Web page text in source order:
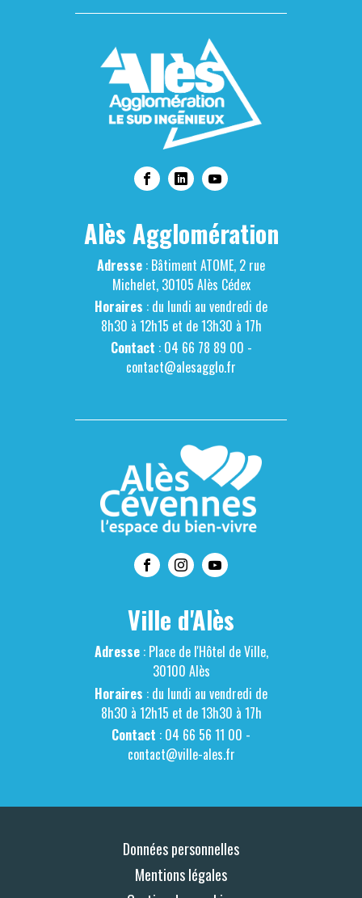
Alès Agglomération
Adresse : Bâtiment ATOME, 2 rue
Michelet, 30105 Alès Cédex
Horaires : du lundi au vendredi de
8h30 à 12h15 et de 13h30 à 17h
Contact : 04 66 78 89 00 -
contact@alesagglo.fr
Ville d'Alès
Adresse: Place de l'Hôtel de Ville,
30100 Alès
Horaires : du lundi au vendredi de
8h30 à 12h15 et de 13h30 à 17h
Contact : 04 66 56 11 00 -
contact@ville-ales.fr
Données personnelles
Mentions légales